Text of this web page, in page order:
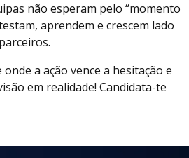
não esperam pelo “momento
aprendem e crescem lado
a ação vence a hesitação e
em realidade! Candidata-te